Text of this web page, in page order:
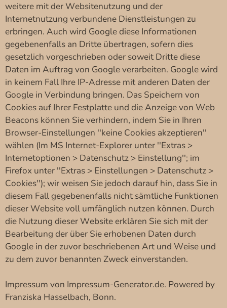
weitere mit der Websitenutzung und der
Internetnutzung verbundene Dienstleistungen zu
erbringen. Auch wird Google diese Informationen
gegebenenfalls an Dritte übertragen, sofern dies
gesetzlich vorgeschrieben oder soweit Dritte diese
Daten im Auftrag von Google verarbeiten. Google wird
in keinem Fall Ihre IP-Adresse mit anderen Daten der
Google in Verbindung bringen. Das Speichern von
Cookies auf Ihrer Festplatte und die Anzeige von Web
Beacons können Sie verhindern, indem Sie in Ihren
Browser-Einstellungen ''keine Cookies akzeptieren''
wählen (Im MS Internet-Explorer unter ''Extras >
Internetoptionen > Datenschutz > Einstellung''; im
Firefox unter ''Extras > Einstellungen > Datenschutz >
Cookies''); wir weisen Sie jedoch darauf hin, dass Sie in
diesem Fall gegebenenfalls nicht sämtliche Funktionen
dieser Website voll umfänglich nutzen können. Durch
die Nutzung dieser Website erklären Sie sich mit der
Bearbeitung der über Sie erhobenen Daten durch
Google in der zuvor beschriebenen Art und Weise und
zu dem zuvor benannten Zweck einverstanden.
Impressum von Impressum-Generator.de. Powered by
Franziska Hasselbach, Bonn.